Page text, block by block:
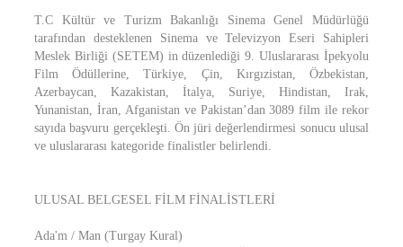
T.C Kültür ve Turizm Bakanlığı Sinema Genel Müdürlüğü
tarafından desteklenen Sinema ve Televizyon Eseri Sahipleri
Meslek Birliği (SETEM) in düzenlediği 9. Uluslararası İpekyolu
Film Ödüllerine, Türkiye, Çin, Kırgızistan, Özbekistan,
Azerbaycan, Kazakistan, İtalya, Suriye, Hindistan, Irak,
Yunanistan, İran, Afganistan ve Pakistan’dan 3089 film ile rekor
sayıda başvuru gerçekleşti. Ön jüri değerlendirmesi sonucu ulusal
ve uluslararası kategoride finalistler belirlendi.
ULUSAL BELGESEL FİLM FİNALİSTLERİ
Ada'm / Man (Turgay Kural)